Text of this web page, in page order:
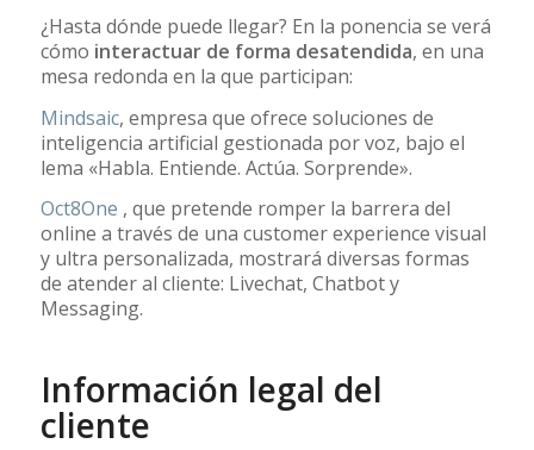
¿Hasta dónde puede llegar? En la ponencia se verá
cómo interactuar de forma desatendida, en una
mesa redonda en la que participan:
Mindsaic, empresa que ofrece soluciones de
inteligencia artificial gestionada por voz, bajo el
lema «Habla. Entiende. Actúa. Sorprende».
Oct8One , que pretende romper la barrera del
online a través de una customer experience visual
y ultra personalizada, mostrará diversas formas
de atender al cliente: Livechat, Chatbot y
Messaging.
Información legal del
cliente